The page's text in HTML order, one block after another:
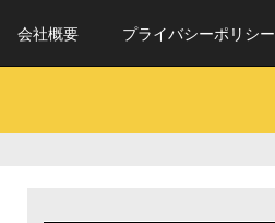
会社概要 プライバシーポリシー